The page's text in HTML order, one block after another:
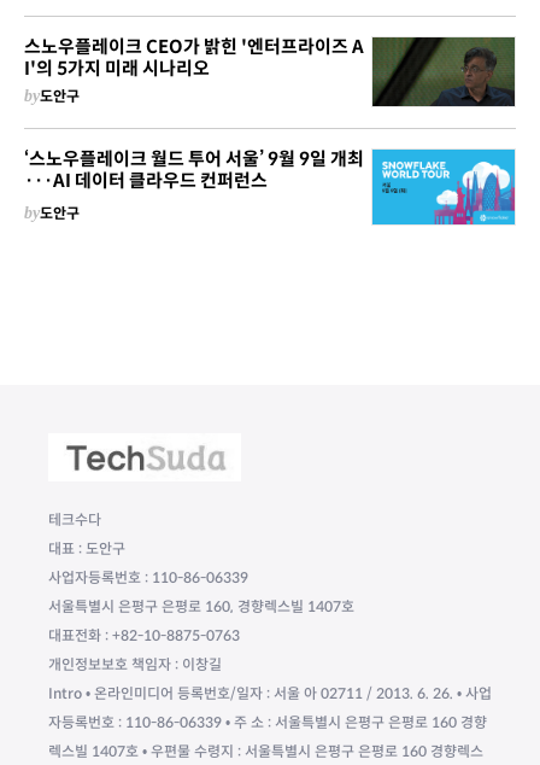
스노우플레이크 CEO가 밝힌 '엔터프라이즈 A
I'의 5가지 미래 시나리오
by도안구
‘스노우플레이크 월드 투어 서울’ 9월 9일 개최
···AI 데이터 클라우드 컨퍼런스
by도안구
테크수다
대표 : 도안구
사업자등록번호 : 110-86-06339
서울특별시 은평구 은평로 160, 경향렉스빌 1407호
대표전화 : +82-10-8875-0763
개인정보보호 책임자 : 이창길
Intro • 온라인미디어 등록번호/일자 : 서울 아 02711 / 2013. 6. 26. • 사업
자등록번호 : 110-86-06339 • 주 소 : 서울특별시 은평구 은평로 160 경향
렉스빌 1407호 • 우편물 수령지 : 서울특별시 은평구 은평로 160 경향렉스